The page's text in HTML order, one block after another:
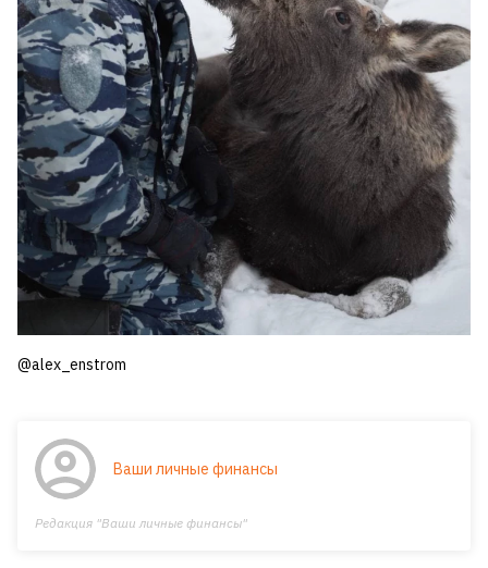
@alex_enstrom
Ваши личные финансы
Редакция "Ваши личные финансы"